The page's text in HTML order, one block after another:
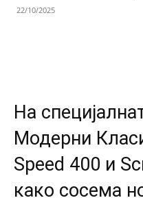
22/10/2025
На
Модерни
Speed 400 и
како сосема